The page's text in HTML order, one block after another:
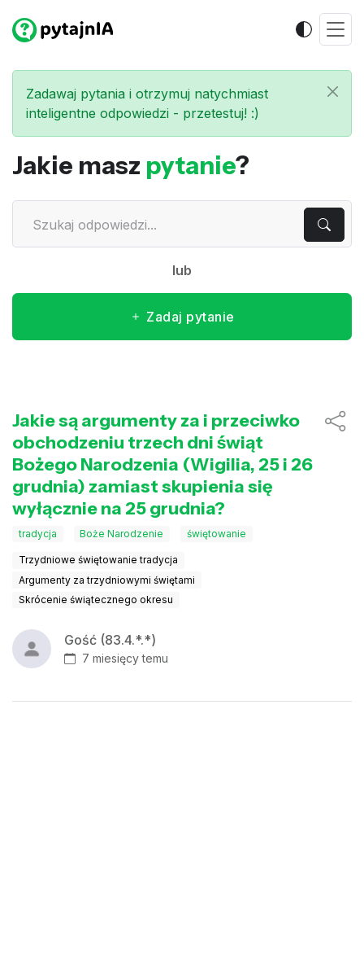
Zadawaj pytania i otrzymuj natychmiast
inteligentne odpowiedzi - przetestuj! :)
Jakie masz pytanie?
lub
Zadaj pytanie
Jakie są argumenty za i przeciwko
obchodzeniu trzech dni świąt
Bożego Narodzenia (Wigilia, 25 i 26
grudnia) zamiast skupienia się
wyłącznie na 25 grudnia?
tradycja Boże Narodzenie świętowanie
Trzydniowe świętowanie tradycja
Argumenty za trzydniowymi świętami
Skrócenie świątecznego okresu
Gość (83.4.*.*)
7 miesięcy temu